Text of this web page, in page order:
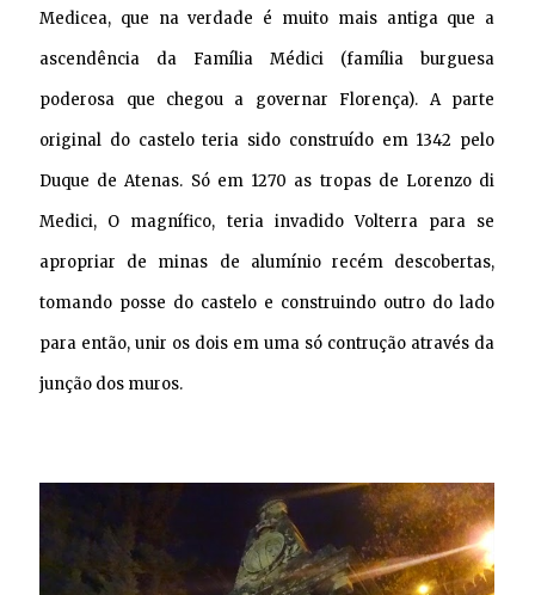
Medicea, que na verdade é muito mais antiga que a
ascendência da Família Médici (família burguesa
poderosa que chegou a governar Florença). A parte
original do castelo teria sido construído em 1342 pelo
Duque de Atenas. Só em 1270 as tropas de Lorenzo di
Medici, O magnífico, teria invadido Volterra para se
apropriar de minas de alumínio recém descobertas,
tomando posse do castelo e construindo outro do lado
para então, unir os dois em uma só contrução através da
junção dos muros.